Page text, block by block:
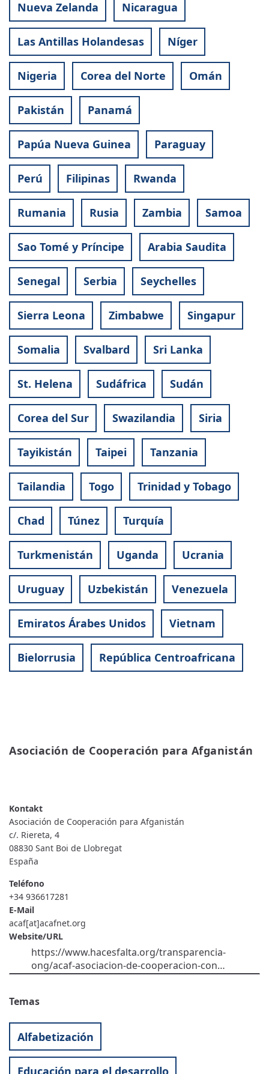
Nueva Zelanda Nicaragua
Las Antillas Holandesas Níger
Nigeria Corea del Norte Omán
Pakistán Panamá
Papúa Nueva Guinea Paraguay
Perú Filipinas Rwanda
Rumania Rusia Zambia Samoa
Sao Tomé y Príncipe Arabia Saudita
Senegal Serbia Seychelles
Sierra Leona Zimbabwe Singapur
Somalia Svalbard Sri Lanka
St. Helena Sudáfrica Sudán
Corea del Sur Swazilandia Siria
Tayikistán Taipei Tanzania
Tailandia Togo Trinidad y Tobago
Chad Túnez Turquía
Turkmenistán Uganda Ucrania
Uruguay Uzbekistán Venezuela
Emiratos Árabes Unidos Vietnam
Bielorrusia República Centroafricana
Asociación de Cooperación para Afganistán
AFGANISTÁN
Asociación de Cooperación para Afganistán
c/. Riereta, 4
08830 Sant Boi de Llobregat
España
Teléfono
+34 936617281
E-Mail
acaf[at]acafnet.org
Website/URL
https://www.hacesfalta.org/transparencia-
ong/acaf-asociacion-de-cooperacion-con…
Temas
Alfabetización
Educación para el desarrollo